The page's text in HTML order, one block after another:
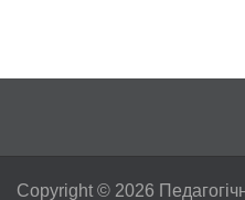
Copyright © 2026